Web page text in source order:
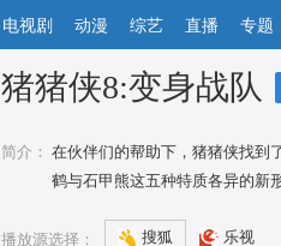
电视剧 动漫 综艺 直播 专题
猪猪侠8:变身战队
简介： 在伙伴们的帮助下，猪猪侠找到
鹤与石甲熊这五种特质各异的新
播放源选择： 搜狐 乐视